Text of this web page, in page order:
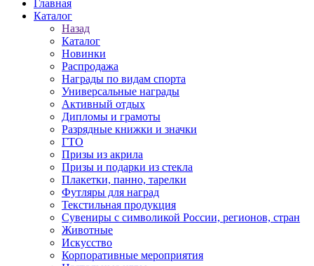
Главная
Каталог
Назад
Каталог
Новинки
Распродажа
Награды по видам спорта
Универсальные награды
Активный отдых
Дипломы и грамоты
Разрядные книжки и значки
ГТО
Призы из акрила
Призы и подарки из стекла
Плакетки, панно, тарелки
Футляры для наград
Текстильная продукция
Сувениры с символикой России, регионов, стран
Животные
Искусство
Корпоративные мероприятия